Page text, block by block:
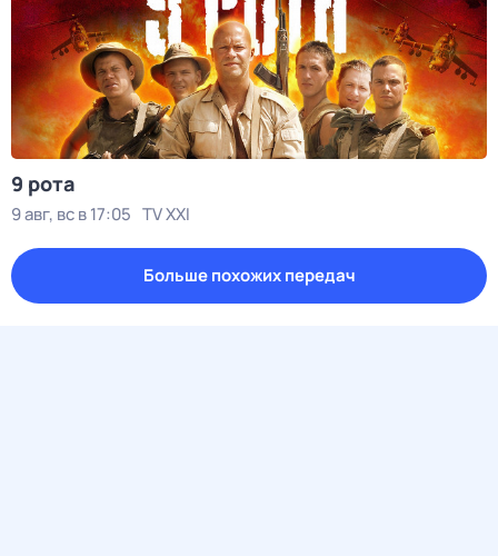
9 рота
9 авг, вс в 17:05 TV XXI
Больше похожих передач